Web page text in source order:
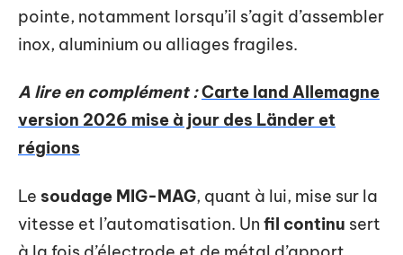
pointe, notamment lorsqu’il s’agit d’assembler
inox, aluminium ou alliages fragiles.
A lire en complément :Carte land Allemagne
version 2026 mise à jour des Länder et
régions
Le soudage MIG-MAG, quant à lui, mise sur la
vitesse et l’automatisation. Un fil continu sert